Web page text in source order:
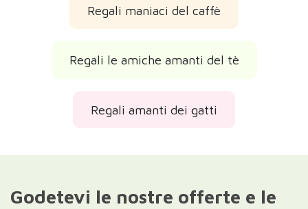
Regali maniaci del caffè
Regali le amiche amanti del tè
Regali amanti dei gatti
Godetevi le nostre offerte e le